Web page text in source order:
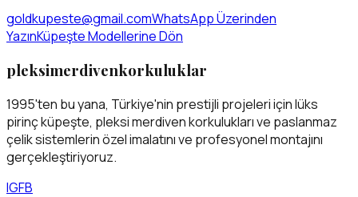
goldkupeste@gmail.comWhatsApp Üzerinden
YazınKüpeşte Modellerine Dön
pleksimerdivenkorkuluklar
1995'ten bu yana, Türkiye'nin prestijli projeleri için lüks
pirinç küpeşte, pleksi merdiven korkulukları ve paslanmaz
çelik sistemlerin özel imalatını ve profesyonel montajını
gerçekleştiriyoruz.
IGFB